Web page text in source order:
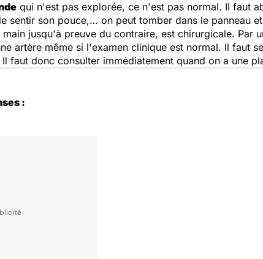
qui n'est pas explorée, ce n'est pas normal. Il faut
sentir son pouce,… on peut tomber dans le panneau
jusqu'à preuve du contraire, est chirurgicale. Par
artère même si l'examen clinique est normal. Il faut
faut donc consulter immédiatement quand on a une
: